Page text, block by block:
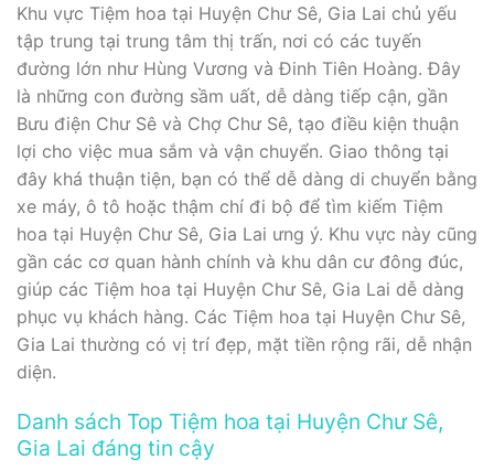
Khu vực Tiệm hoa tại Huyện Chư Sê, Gia Lai chủ yếu
tập trung tại trung tâm thị trấn, nơi có các tuyến
đường lớn như Hùng Vương và Đinh Tiên Hoàng. Đây
là những con đường sầm uất, dễ dàng tiếp cận, gần
Bưu điện Chư Sê và Chợ Chư Sê, tạo điều kiện thuận
lợi cho việc mua sắm và vận chuyển. Giao thông tại
đây khá thuận tiện, bạn có thể dễ dàng di chuyển bằng
xe máy, ô tô hoặc thậm chí đi bộ để tìm kiếm Tiệm
hoa tại Huyện Chư Sê, Gia Lai ưng ý. Khu vực này cũng
gần các cơ quan hành chính và khu dân cư đông đúc,
giúp các Tiệm hoa tại Huyện Chư Sê, Gia Lai dễ dàng
phục vụ khách hàng. Các Tiệm hoa tại Huyện Chư Sê,
Gia Lai thường có vị trí đẹp, mặt tiền rộng rãi, dễ nhận
diện.
Danh sách Top Tiệm hoa tại Huyện Chư Sê,
Gia Lai đáng tin cậy